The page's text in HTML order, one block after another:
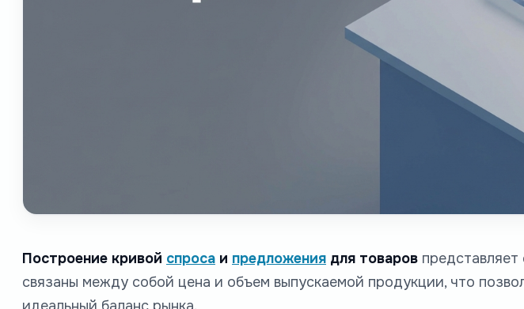
Построение кривой спроса и предложения для товаров
связаны между собой цена и объем выпускаемой продукции, что